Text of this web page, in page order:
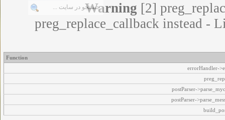
Warning [2]
preg_replace_callback instead -
Function
errorHandler-
postParser-
postParser-